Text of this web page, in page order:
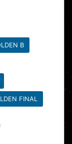
B
FINAL